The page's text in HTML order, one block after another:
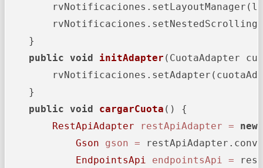
    }
public void initAdapter (CuotaAdapter
    }
public void cargarCuota ()
{
RestApiAdapter
restApiAdapter =
new
Gson
gson =
EndpointsApi
endpointsApi =